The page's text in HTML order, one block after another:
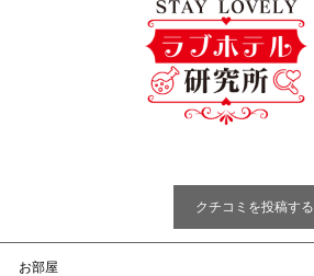
クチコミを投稿する
お部屋